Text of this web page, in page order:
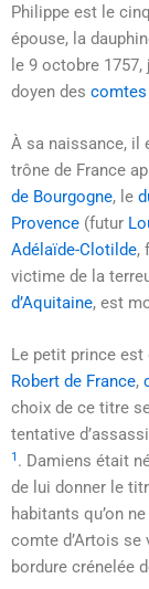
Philippe est le
épouse, la
le 9 octobre 1757,
doyen des comtes
À sa naissance, il
trône de France
de Bourgogne, le
Provence (futur
Adélaïde-Clotilde,
victime de la
d’Aquitaine, est
Le petit prince est
Robert de France,
choix de ce titre
tentative
1 . Damiens était
de lui donner le
habitants qu’on
comte d’Artois se
bordure crénelée